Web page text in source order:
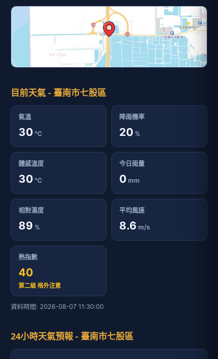
目前天氣 - 臺南市七股區
氣溫
30 ℃
降雨機率
20 %
體感溫度
30 ℃
今日雨量
0 mm
相對濕度
89 %
平均風速
8.6 m/s
熱指數
40
第二級 格外注意
資料時間: 2026-08-07 11:30:00
24小時天氣預報 - 臺南市七股區